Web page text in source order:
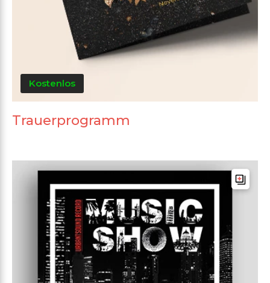
Kostenlos
Trauerprogramm